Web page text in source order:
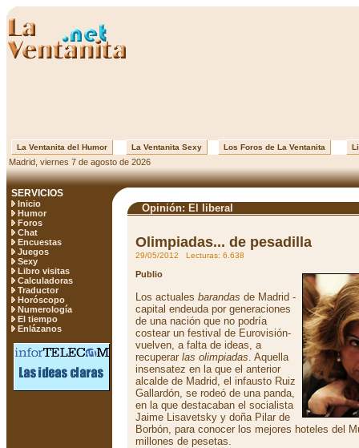
La Ventanita del Humor La Ventanita Sexy Los Foros de La Ventanita
Madrid, viernes 7 de agosto de 2026
SERVICIOS
Inicio
Humor
Foros
Chat
Encuestas
Juegos
Sexy
Libro visitas
Calculadoras
Traductor
Horóscopo
Numerología
El tiempo
Enlázanos
Opinión: El liberal
Olimpiadas... de pesadilla
29/05/2012 Lecturas: 6.638
Publio
Los actuales barandas de Madrid -
capital endeuda por generaciones
de una nación que no podría
costear un festival de Eurovisión-
vuelven, a falta de ideas, a
recuperar las olimpiadas. Aquella
insensatez en la que el anterior
alcalde de Madrid, el infausto Ruiz
Gallardón, se rodeó de una panda,
en la que destacaban el socialista
Jaime Lisavetsky y doña Pilar de
Borbón, para conocer los mejores hoteles del
millones de pesetas.